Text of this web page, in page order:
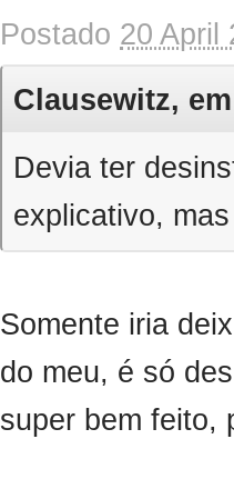
Postado 20 April
Clausewitz,
Devia ter
explicativo,
Somente iria
do meu, é só
super bem feito,